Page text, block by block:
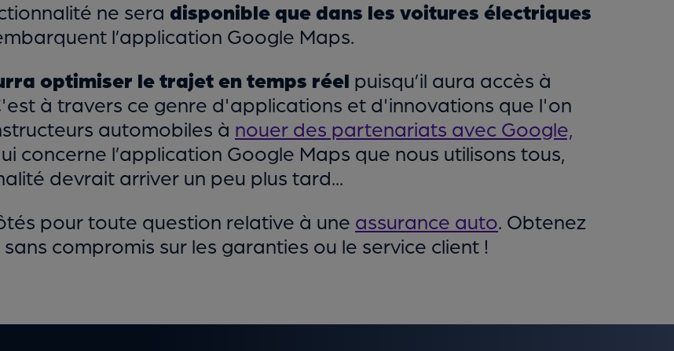
ne sera disponible que dans les voitures électriques
l’application Google Maps.
optimiser le trajet en temps réel puisqu’il aura accès à
à travers ce genre d'applications et d'innovations que l'on
automobiles à nouer des partenariats avec Google,
concerne l’application Google Maps que nous utilisons tous,
devrait arriver un peu plus tard...
pour toute question relative à une assurance auto. Obtenez
compromis sur les garanties ou le service client !